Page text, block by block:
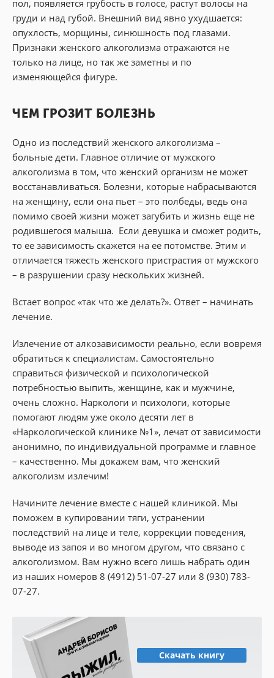
пол, появляется грубость в голосе, растут волосы на
груди и над губой. Внешний вид явно ухудшается:
опухлость, морщины, синюшность под глазами.
Признаки женского алкоголизма отражаются не
только на лице, но так же заметны и по
изменяющейся фигуре.
ЧЕМ ГРОЗИТ БОЛЕЗНЬ
Одно из последствий женского алкоголизма –
больные дети. Главное отличие от мужского
алкоголизма в том, что женский организм не может
восстанавливаться. Болезни, которые набрасываются
на женщину, если она пьет – это полбеды, ведь она
помимо своей жизни может загубить и жизнь еще не
родившегося малыша. Если девушка и сможет родить,
то ее зависимость скажется на ее потомстве. Этим и
отличается тяжесть женского пристрастия от мужского
– в разрушении сразу нескольких жизней.
Встает вопрос «так что же делать?». Ответ – начинать
лечение.
Излечение от алкозависимости реально, если вовремя
обратиться к специалистам. Самостоятельно
справиться физической и психологической
потребностью выпить, женщине, как и мужчине,
очень сложно. Наркологи и психологи, которые
помогают людям уже около десяти лет в
«Наркологической клинике №1», лечат от зависимости
анонимно, по индивидуальной программе и главное
– качественно. Мы докажем вам, что женский
алкоголизм излечим!
Начините лечение вместе с нашей клиникой. Мы
поможем в купировании тяги, устранении
последствий на лице и теле, коррекции поведения,
выводе из запоя и во многом другом, что связано с
алкоголизмом. Вам нужно всего лишь набрать один
из наших номеров 8 (4912) 51-07-27 или 8 (930) 783-
07-27.
Скачать книгу